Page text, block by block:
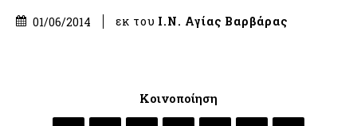
01/06/2014 εκ του Ι.Ν. Αγίας Βαρβάρας
Κοινοποίηση